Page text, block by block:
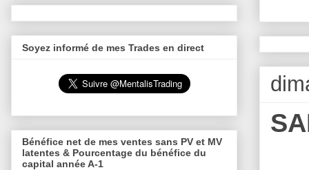
Soyez informé de mes Trades en direct
Bénéfice net de mes ventes sans PV et MV
latentes & Pourcentage du bénéfice du
capital année A-1